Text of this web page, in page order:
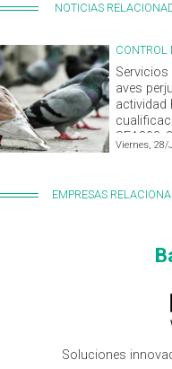
NOTICIAS
CONTROL
aves
actividad
SEA802_2
Viernes, 28/
EMPRESAS
Soluciones